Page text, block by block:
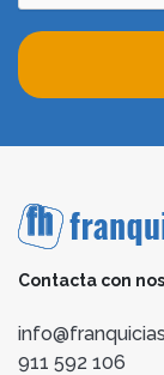
Contacta con
911 592 106